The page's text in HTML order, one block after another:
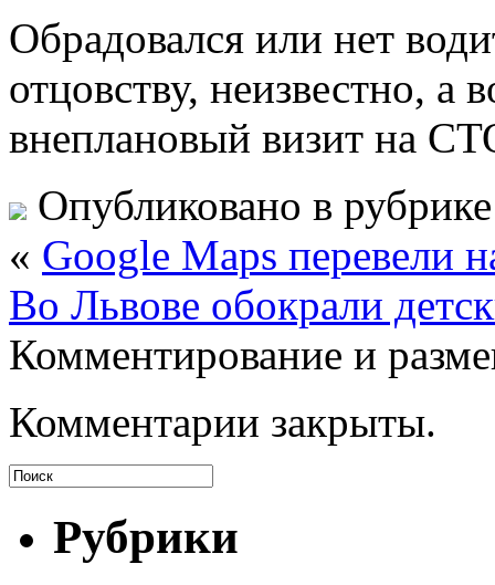
Обрадовался или нет
отцовству, неизвестно, а
внеплановый визит на
Опубликовано в
« Google Maps перевели
Во Львове обокрали
Комментирование и
Комментарии закрыты.
Рубрики